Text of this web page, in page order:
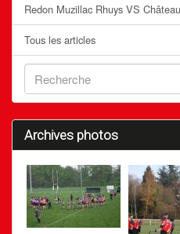
Redon Muzillac Rhuys VS
Tous les articles
Archives photos